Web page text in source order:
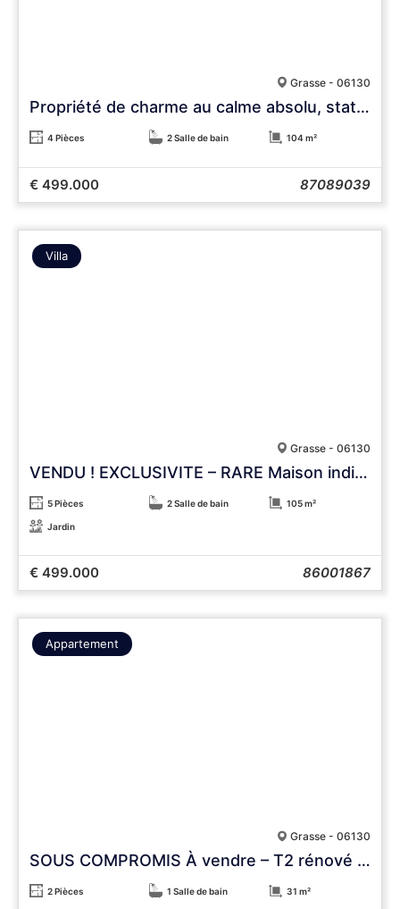
Grasse - 06130
Propriété de charme au calme absolu, stationnements, 3 600 m² de terrain
4 Pièces 2 Salle de bain 104 m²
€ 499.000 87089039
Villa
Grasse - 06130
VENDU ! EXCLUSIVITE – RARE Maison individuelle T5 neuve avec jardin. 3 stationnements FRAIS NOTAIRES REDUITS
5 Pièces 2 Salle de bain 105 m²
Jardin
€ 499.000 86001867
Appartement
Grasse - 06130
SOUS COMPROMIS À vendre – T2 rénové avec terrasse vue mer et parking à Grasse
2 Pièces 1 Salle de bain 31 m²